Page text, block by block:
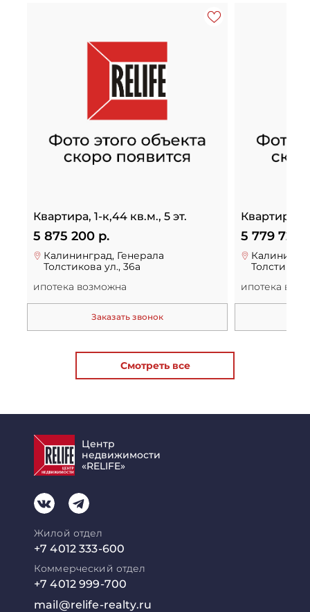
Квартира, 1-к,44 кв.м., 5 эт.
5 875 200 р.
Калининград, Генерала
Толстикова ул., 36а
ипотека возможна
Заказать звонок
Квартира,
5 779 720
ипотека
Смотреть все
Центр
недвижимости
«RELIFE»
Жилой отдел
+7 4012 333-600
Коммерческий отдел
+7 4012 999-700
mail@relife-realty.ru